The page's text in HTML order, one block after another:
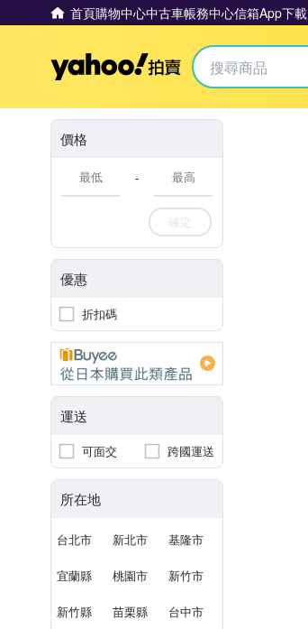
首頁購物中心中古車帳務中心信箱App下載
Yahoo拍賣
價格
-
確定
優惠
折扣碼
運送
可面交 跨國運送
所在地
台北市 新北市 基隆市
宜蘭縣 桃園市 新竹市
新竹縣 苗栗縣 台中市